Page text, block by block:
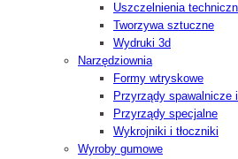
Uszczelnienia
Tworzywa sztuczne
Wydruki 3d
Narzędziownia
Formy wtryskowe
Przyrządy spawalnicze
Przyrządy specjalne
Wykrojniki i tłoczniki
Wyroby gumowe